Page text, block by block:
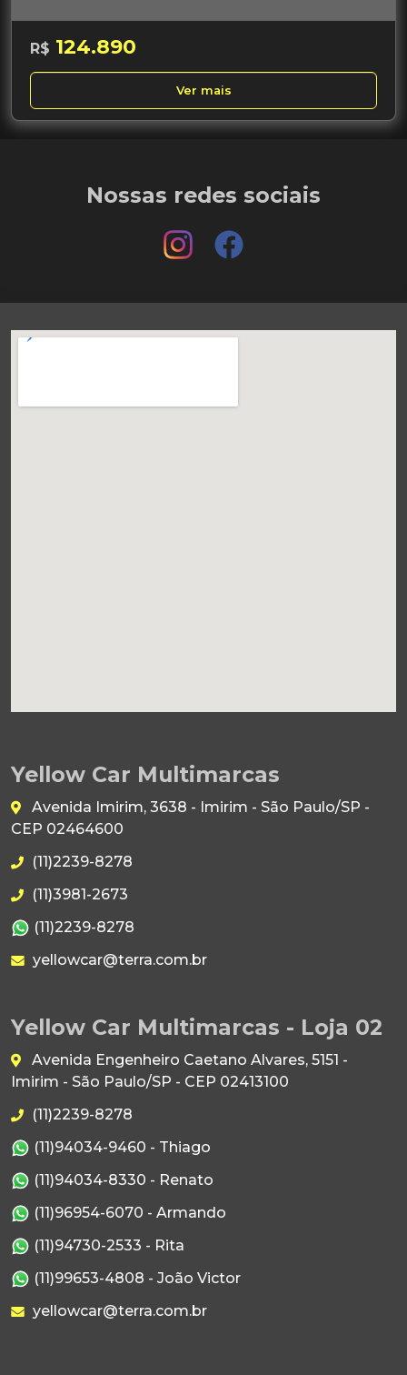
R$ 124.890
Ver mais
Nossas redes sociais
Yellow Car Multimarcas
Avenida Imirim, 3638 - Imirim - São Paulo/SP -
CEP 02464600
(11)2239-8278
(11)3981-2673
(11)2239-8278
yellowcar@terra.com.br
Yellow Car Multimarcas - Loja 02
Avenida Engenheiro Caetano Alvares, 5151 -
Imirim - São Paulo/SP - CEP 02413100
(11)2239-8278
(11)94034-9460 - Thiago
(11)94034-8330 - Renato
(11)96954-6070 - Armando
(11)94730-2533 - Rita
(11)99653-4808 - João Victor
yellowcar@terra.com.br